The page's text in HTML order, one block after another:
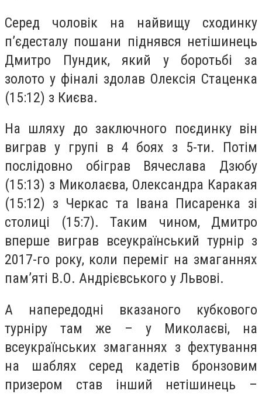
Серед чоловік на найвищу сходинку
п’єдесталу пошани піднявся нетішинець
Дмитро Пундик, який у боротьбі за
золото у фіналі здолав Олексія Стаценка
(15:12) з Києва.
На шляху до заключного поєдинку він
виграв у групі в 4 боях з 5-ти. Потім
послідовно обіграв Вячеслава Дзюбу
(15:13) з Миколаєва, Олександра Каракая
(15:12) з Черкас та Івана Писаренка зі
столиці (15:7). Таким чином, Дмитро
вперше виграв всеукраїнський турнір з
2017-го року, коли переміг на змаганнях
пам’яті В.О. Андрієвського у Львові.
А напередодні вказаного кубкового
турніру там же – у Миколаєві, на
всеукраїнських змаганнях з фехтування
на шаблях серед кадетів бронзовим
призером став інший нетішинець –